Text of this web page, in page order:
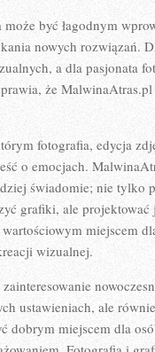
być łagodnym
nowych rozwiązań.
a dla pasjonata
że
fotografia, edycja
o emocjach.
świadomie; nie tylko
grafiki, ale
miejscem
wizualnej.
ustawieniach, ale
dobrym miejscem dla